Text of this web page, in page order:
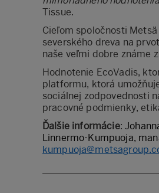
Tissue.
Cieľom spoločnosti
severského dreva na
naše veľmi dobre známe
Hodnotenie EcoVadis,
platformu, ktorá
sociálnej zodpovednosti
pracovné podmienky,
Ďalšie informácie:
Linnermo-Kumpuoja,